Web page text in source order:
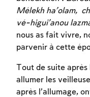
Mélekh ha’olam,
vé-higui’anou
nous as fait vivre,
parvenir à cette
Tout de suite après
allumer les
après l’allumage,